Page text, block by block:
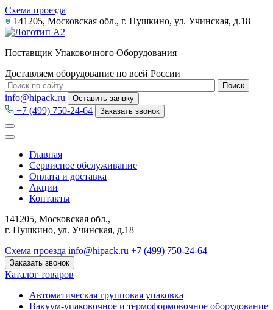
Схема проезда
141205, Московская обл., г. Пушкино, ул. Учинская, д.18
Поставщик Упаковочного Оборудования
Доставляем оборудование по всей России
info@hipack.ru Оставить заявку
+7 (499) 750-24-64 Заказать звонок
Главная
Сервисное обслуживание
Оплата и доставка
Акции
Контакты
141205, Московская обл.,
г. Пушкино, ул. Учинская, д.18
Схема проезда info@hipack.ru +7 (499) 750-24-64
Заказать звонок
Каталог товаров
Автоматическая групповая упаковка
Вакуум-упаковочное и термоформовочное оборудование